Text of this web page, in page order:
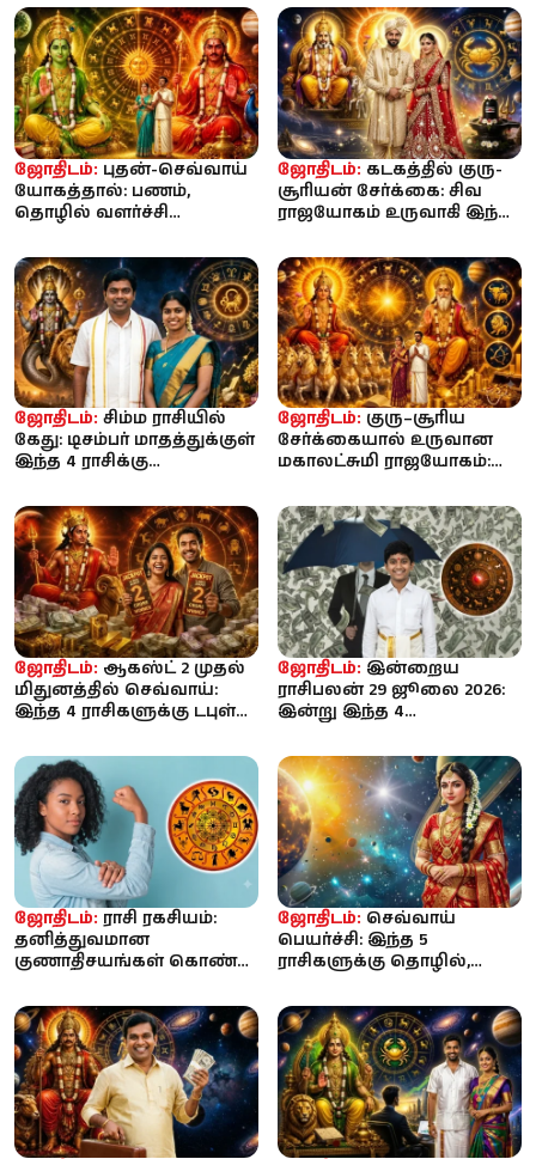
இவர்களின் கோபம்
பெரிய...
ராசிக்கு பொ...
ஜோதிடம்: புதன்-செவ்வாய்
யோகத்தால்: பணம்,
தொழில் வளர்ச்சி
உங்க ராசி...
ஜோதிடம்: கடகத்தில் குரு-
சூரியன் சேர்க்கை: சிவ
ராஜயோகம் உருவாகி இந்த
ஜோதிடம்: சிம்ம ராசியில்
கேது: டிசம்பர் மாதத்துக்குள்
இந்த 4 ராசிக்கு
ஜோதிடம்: குரு–சூரிய
சேர்க்கையால் உருவான
மகாலட்சுமி ராஜயோகம்:
ராசிகளுக்...
ஜோதிடம்: ஆகஸ்ட் 2 முதல்
மிதுனத்தில் செவ்வாய்:
இந்த 4 ராசிகளுக்கு டபுள்
ஜோதிடம்: இன்றைய
ராசிபலன் 29 ஜூலை 2026:
இன்று இந்த 4
பணமழை... தொழில், வரு...
ஜோதிடம்: ராசி ரகசியம்:
தனித்துவமான
குணாதிசயங்கள் கொண்ட
அவர்களின் சிறப்பம்ச...
ஜோதிடம்: செவ்வாய்
பெயர்ச்சி: இந்த 5
ராசிகளுக்கு தொழில்,
வாய்ப்பு!